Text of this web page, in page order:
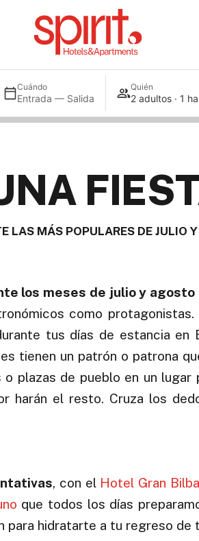
Cuándo
Entrada — Salida
Quién
2 adultos · 1
LAS MÁS POPULARES DE JULIO
los meses de julio y agosto
como protagonistas.
tus días de estancia en
tienen un patrón o patrona
plazas de pueblo en un lugar
harán el resto. Cruza los
, con el Hotel Gran
que todos los días
para hidratarte a tu regreso de